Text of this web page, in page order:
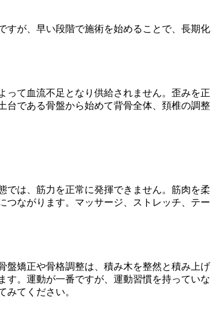
すが、早い段階で施術を始めることで、長期化
って血流不足となり供給されません。歪みを正
台である骨盤から始めて背骨全体、頚椎の調整
では、筋力を正常に発揮できません。筋肉を柔
つながります。マッサージ、ストレッチ、テー
盤矯正や骨格調整は、積み木を整然と積み上げ
す。運動が一番ですが、運動習慣を持っていな
てください。